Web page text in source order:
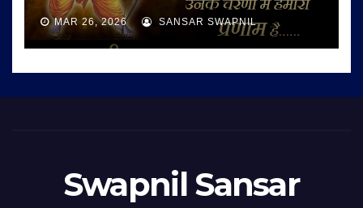
MAR 26, 2026 SANSAR SWAPNIL
Swapnil Sansar